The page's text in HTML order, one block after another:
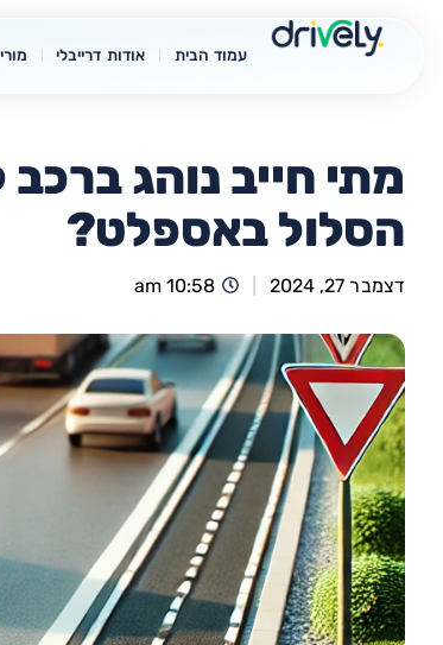
עמוד הבית אודות דרייבלי
מתי חייב נוהג
הסלול באספלט?
דצמבר 27, 2024 10:58 am